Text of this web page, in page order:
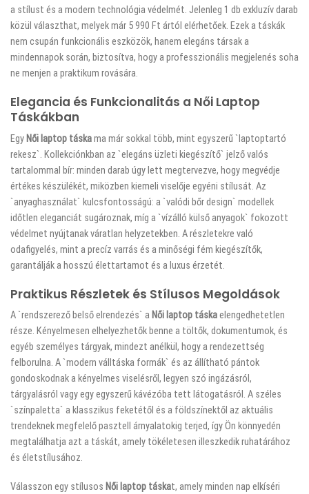
a stílust és a modern technológia védelmét. Jelenleg 1 db exkluzív darab
közül választhat, melyek már 5 990 Ft ártól elérhetőek. Ezek a táskák
nem csupán funkcionális eszközök, hanem elegáns társak a
mindennapok során, biztosítva, hogy a professzionális megjelenés soha
ne menjen a praktikum rovására.
Elegancia és Funkcionalitás a Női Laptop
Táskákban
Egy Női laptop táskama már sokkal több, mint egyszerű `laptoptartó
rekesz`. Kollekciónkban az `elegáns üzleti kiegészítő` jelző valós
tartalommal bír: minden darab úgy lett megtervezve, hogy megvédje
értékes készülékét, miközben kiemeli viselője egyéni stílusát. Az
`anyaghasználat` kulcsfontosságú: a `valódi bőr design` modellek
időtlen eleganciát sugároznak, míg a `vízálló külső anyagok` fokozott
védelmet nyújtanak váratlan helyzetekben. A részletekre való
odafigyelés, mint a precíz varrás és a minőségi fém kiegészítők,
garantálják a hosszú élettartamot és a luxus érzetét.
Praktikus Részletek és Stílusos Megoldások
A `rendszerező belső elrendezés` a Női laptop táskaelengedhetetlen
része. Kényelmesen elhelyezhetők benne a töltők, dokumentumok, és
egyéb személyes tárgyak, mindezt anélkül, hogy a rendezettség
felborulna. A `modern válltáska formák` és az állítható pántok
gondoskodnak a kényelmes viselésről, legyen szó ingázásról,
tárgyalásról vagy egy egyszerű kávézóba tett látogatásról. A széles
`színpaletta` a klasszikus feketétől és a földszínektől az aktuális
trendeknek megfelelő pasztell árnyalatokig terjed, így Ön könnyedén
megtalálhatja azt a táskát, amely tökéletesen illeszkedik ruhatárához
és életstílusához.
Válasszon egy stílusos Női laptop táskat, amely minden nap elkíséri